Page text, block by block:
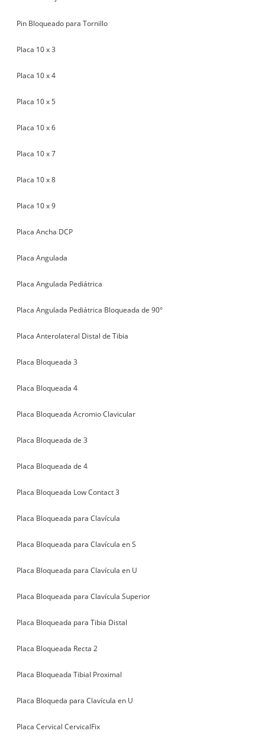
Pin Bloqueado para Tornillo
Placa 10 x 3
Placa 10 x 4
Placa 10 x 5
Placa 10 x 6
Placa 10 x 7
Placa 10 x 8
Placa 10 x 9
Placa Ancha DCP
Placa Angulada
Placa Angulada Pediátrica
Placa Angulada Pediátrica Bloqueada de 90°
Placa Anterolateral Distal de Tibia
Placa Bloqueada 3
Placa Bloqueada 4
Placa Bloqueada Acromio Clavicular
Placa Bloqueada de 3
Placa Bloqueada de 4
Placa Bloqueada Low Contact 3
Placa Bloqueada para Clavícula
Placa Bloqueada para Clavícula en S
Placa Bloqueada para Clavícula en U
Placa Bloqueada para Clavícula Superior
Placa Bloqueada para Tibia Distal
Placa Bloqueada Recta 2
Placa Bloqueada Tibial Proximal
Placa Bloqueda para Clavícula en U
Placa Cervical CervicalFix